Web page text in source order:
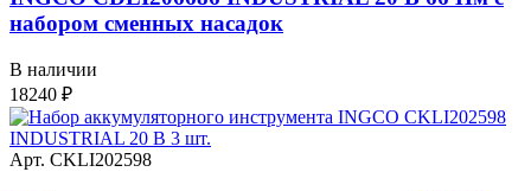
набором сменных насадок
В наличии
18240 ₽
Арт. CKLI202598